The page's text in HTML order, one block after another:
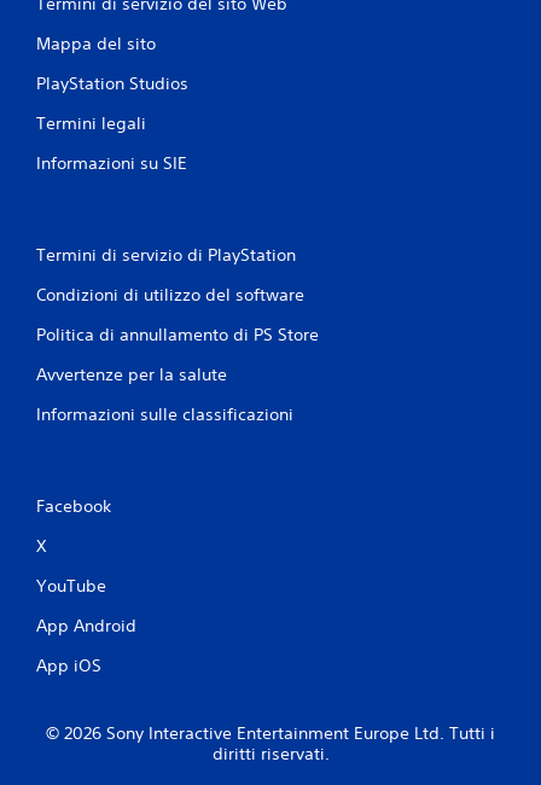
Mappa del sito
PlayStation Studios
Termini legali
Informazioni su SIE
Termini di servizio di PlayStation
Condizioni di utilizzo del software
Politica di annullamento di PS Store
Avvertenze per la salute
Informazioni sulle classificazioni
Facebook
X
YouTube
App Android
App iOS
© 2026 Sony Interactive Entertainment Europe Ltd. Tutti i
diritti riservati.